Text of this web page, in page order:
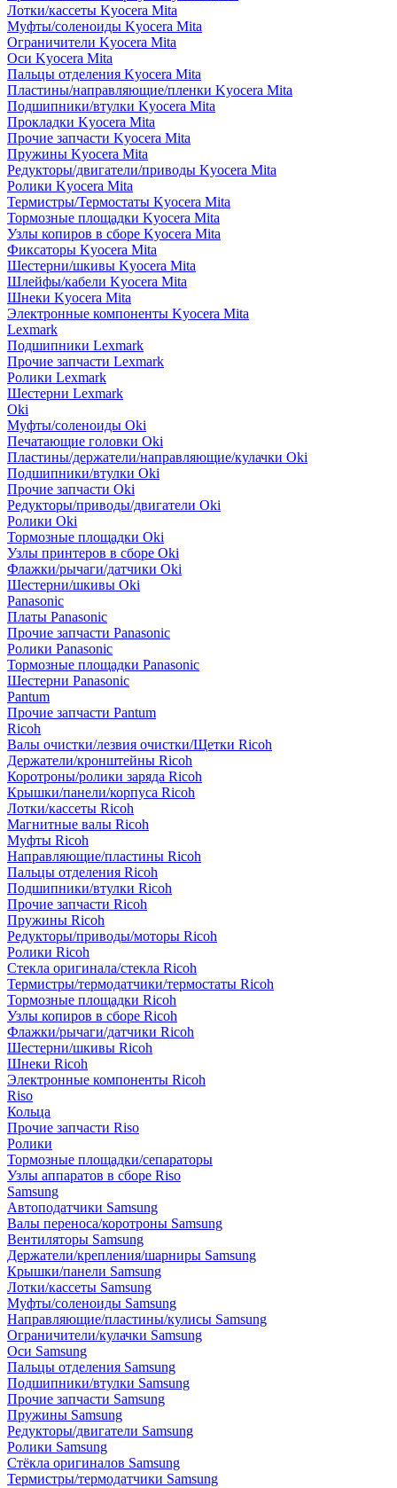
Лотки/кассеты Kyocera Mita
Муфты/соленоиды Kyocera Mita
Ограничители Kyocera Mita
Оси Kyocera Mita
Пальцы отделения Kyocera Mita
Пластины/направляющие/пленки Kyocera Mita
Подшипники/втулки Kyocera Mita
Прокладки Kyocera Mita
Прочие запчасти Kyocera Mita
Пружины Kyocera Mita
Редукторы/двигатели/приводы Kyocera Mita
Ролики Kyocera Mita
Термистры/Термостаты Kyocera Mita
Тормозные площадки Kyocera Mita
Узлы копиров в сборе Kyocera Mita
Фиксаторы Kyocera Mita
Шестерни/шкивы Kyocera Mita
Шлейфы/кабели Kyocera Mita
Шнеки Kyocera Mita
Электронные компоненты Kyocera Mita
Lexmark
Подшипники Lexmark
Прочие запчасти Lexmark
Ролики Lexmark
Шестерни Lexmark
Oki
Муфты/соленоиды Oki
Печатающие головки Oki
Пластины/держатели/направляющие/кулачки Oki
Подшипники/втулки Oki
Прочие запчасти Oki
Редукторы/приводы/двигатели Oki
Ролики Oki
Тормозные площадки Oki
Узлы принтеров в сборе Oki
Флажки/рычаги/датчики Oki
Шестерни/шкивы Oki
Panasonic
Платы Panasonic
Прочие запчасти Panasonic
Ролики Panasonic
Тормозные площадки Panasonic
Шестерни Panasonic
Pantum
Прочие запчасти Pantum
Ricoh
Валы очистки/лезвия очистки/Щетки Ricoh
Держатели/кронштейны Ricoh
Коротроны/ролики заряда Ricoh
Крышки/панели/корпуса Ricoh
Лотки/кассеты Ricoh
Магнитные валы Ricoh
Муфты Ricoh
Направляющие/пластины Ricoh
Пальцы отделения Ricoh
Подшипники/втулки Ricoh
Прочие запчасти Ricoh
Пружины Ricoh
Редукторы/приводы/моторы Ricoh
Ролики Ricoh
Стекла оригинала/стекла Ricoh
Термистры/термодатчики/термостаты Ricoh
Тормозные площадки Ricoh
Узлы копиров в сборе Ricoh
Флажки/рычаги/датчики Ricoh
Шестерни/шкивы Ricoh
Шнеки Ricoh
Электронные компоненты Ricoh
Riso
Кольца
Прочие запчасти Riso
Ролики
Тормозные площадки/сепараторы
Узлы аппаратов в сборе Riso
Samsung
Автоподатчики Samsung
Валы переноса/коротроны Samsung
Вентиляторы Samsung
Держатели/крепления/шарниры Samsung
Крышки/панели Samsung
Лотки/кассеты Samsung
Муфты/соленоиды Samsung
Направляющие/пластины/кулисы Samsung
Ограничители/кулачки Samsung
Оси Samsung
Пальцы отделения Samsung
Подшипники/втулки Samsung
Прочие запчасти Samsung
Пружины Samsung
Редукторы/двигатели Samsung
Ролики Samsung
Стёкла оригиналов Samsung
Термистры/термодатчики Samsung